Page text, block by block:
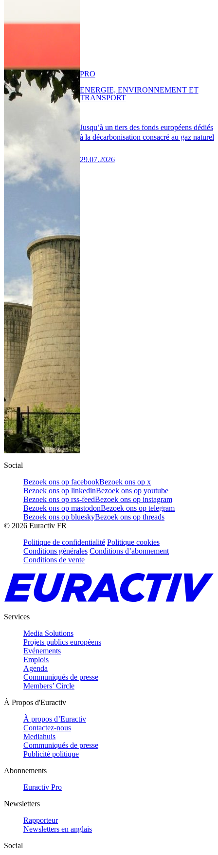
Jusqu’à un tiers des fonds européens dédiés
à la décarbonisation consacré au gaz naturel
29.07.2026
PRO
ENERGIE, ENVIRONNEMENT ET
TRANSPORT
Social
Bezoek ons op facebookBezoek ons op x
Bezoek ons op linkedinBezoek ons op youtube
Bezoek ons op rss-feedBezoek ons op instagram
Bezoek ons op mastodonBezoek ons op telegram
Bezoek ons op blueskyBezoek ons op threads
© 2026 Euractiv FR
Politique de confidentialité Politique cookies
Conditions générales Conditions d’abonnement
Conditions de vente
Services
Media Solutions
Projets publics européens
Evénements
Emplois
Agenda
Communiqués de presse
Members’ Circle
À Propos d'Euractiv
À propos d’Euractiv
Contactez-nous
Mediahuis
Communiqués de presse
Publicité politique
Abonnements
Euractiv Pro
Newsletters
Rapporteur
Newsletters en anglais
Social